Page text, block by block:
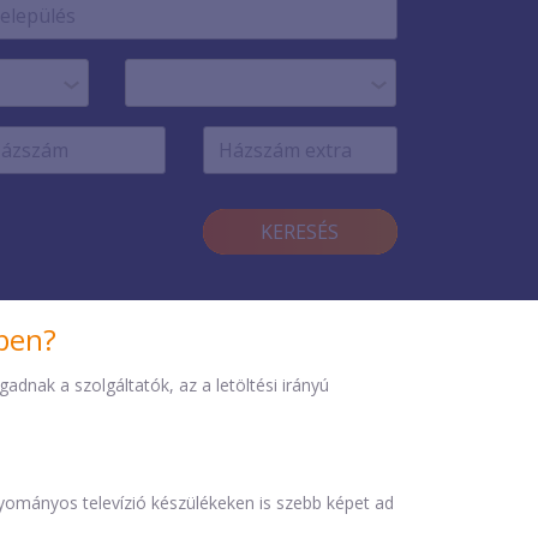
KERESÉS
a szolgáltatók, az a letöltési irányú
televízió készülékeken is szebb képet ad